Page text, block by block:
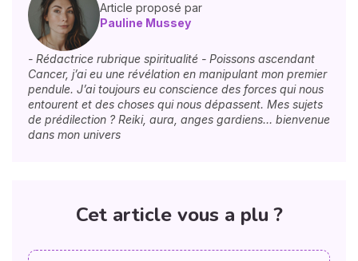
Article proposé par
Pauline Mussey
- Rédactrice rubrique spiritualité - Poissons ascendant
Cancer, j’ai eu une révélation en manipulant mon premier
pendule. J’ai toujours eu conscience des forces qui nous
entourent et des choses qui nous dépassent. Mes sujets
de prédilection ? Reiki, aura, anges gardiens… bienvenue
dans mon univers
Cet article vous a plu ?